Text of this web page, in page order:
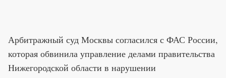
Арбитражный суд Москвы согласился с ФАС России,
которая обвинила управление делами правительства
Нижегородской области в нарушении